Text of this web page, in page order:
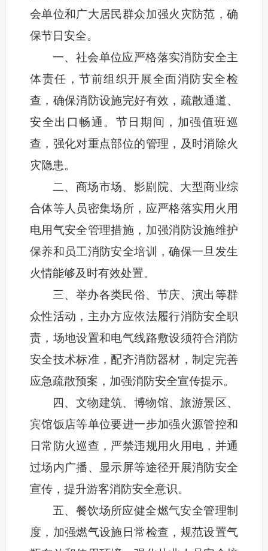
会单位和广大居民群众加强火灾防范，确
保节日安全。
一、社会单位应严格落实消防安全主
体责任，节前组织开展全面消防安全检
查，确保消防设施完好有效，疏散通道、
安全出口畅通。节日期间，加强值班巡
查，强化对重点部位的管理，及时消除火
灾隐患。
二、商场市场、影剧院、大型商业综
合体等人员密集场所，应严格落实用火用
电用气安全管理措施，加强消防设施维护
保养和员工消防安全培训，确保一旦发生
火情能够及时有效处置。
三、举办各类民俗、节庆、演出等群
众性活动，主办方应依法履行消防安全职
责，场地设置和电气线路敷设须符合消防
安全技术标准，配齐消防器材，制定完善
应急疏散预案，加强消防安全宣传提示。
四、文物建筑、博物馆、旅游景区、
宾馆饭店等单位要进一步加强火源管控和
日常防火巡查，严禁违规用火用电，并通
过场内广播、显示屏等途径开展消防安全
宣传，提升游客消防安全意识。
五、餐饮场所应健全燃气安全管理制
度，加强燃气设施日常检查，规范设置气